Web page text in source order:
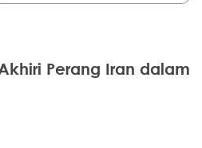
Perang Iran dalam